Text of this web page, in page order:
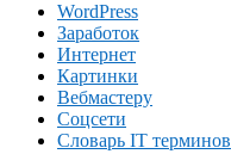
WordPress
Заработок
Интернет
Картинки
Вебмастеру
Соцсети
Словарь IT терминов